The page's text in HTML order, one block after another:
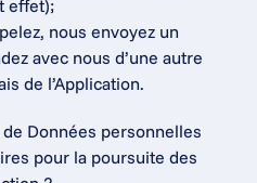
effet);
nous envoyez un
avec nous d’une autre
de l’Application.
Données personnelles
pour la poursuite des